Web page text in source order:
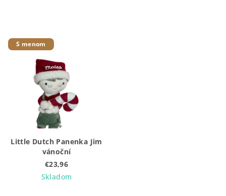
S menom
Little Dutch Panenka Jim
vánoční
€23,96
Skladom